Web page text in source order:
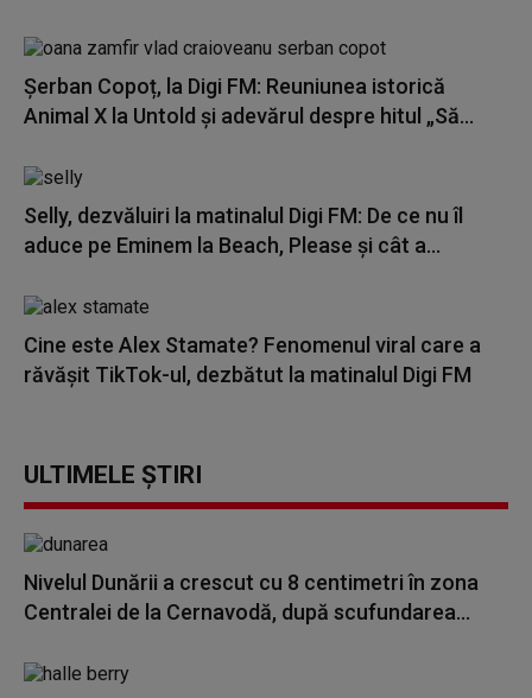
Șerban Copoț, la Digi FM: Reuniunea istorică
Animal X la Untold și adevărul despre hitul „Să...
Selly, dezvăluiri la matinalul Digi FM: De ce nu îl
aduce pe Eminem la Beach, Please și cât a...
Cine este Alex Stamate? Fenomenul viral care a
răvășit TikTok-ul, dezbătut la matinalul Digi FM
ULTIMELE ȘTIRI
Nivelul Dunării a crescut cu 8 centimetri în zona
Centralei de la Cernavodă, după scufundarea...